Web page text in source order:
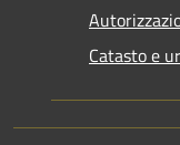
Catasto e